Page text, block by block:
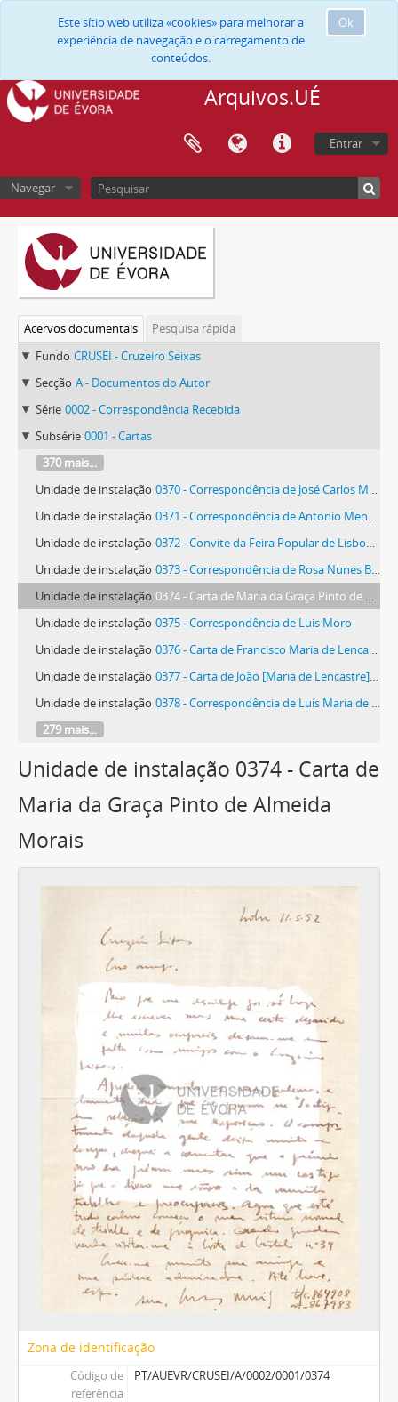
Ok
Este sítio web utiliza «cookies» para melhorar a
experiência de navegação e o carregamento de
conteúdos.
Arquivos.UÉ
Entrar
Navegar
Acervos documentais
Pesquisa rápida
Fundo CRUSEI - Cruzeiro Seixas
Secção A - Documentos do Autor
Série 0002 - Correspondência Recebida
Subsérie 0001 - Cartas
370 mais...
Unidade de instalação 0370 - Correspondência de José Carlos Melo
Unidade de instalação 0371 - Correspondência de Antonio Menendez
Unidade de instalação 0372 - Convite da Feira Popular de Lisboa, Mercado de Artesanato
Unidade de instalação 0373 - Correspondência de Rosa Nunes Bilelo de Mesquita
Unidade de instalação 0374 - Carta de Maria da Graça Pinto de Almeida Morais
Unidade de instalação 0375 - Correspondência de Luis Moro
Unidade de instalação 0376 - Carta de Francisco Maria de Lencastre Teixeira da Mota
Unidade de instalação 0377 - Carta de João [Maria de Lencastre] Teixeira da Mota
Unidade de instalação 0378 - Correspondência de Luís Maria de Lencastre Teixeira da Mota
279 mais...
Unidade de instalação 0374 - Carta de
Maria da Graça Pinto de Almeida
Morais
Zona de identificação
Código de
referência
PT/AUEVR/CRUSEI/A/0002/0001/0374